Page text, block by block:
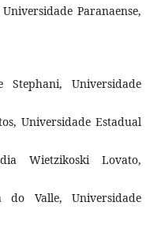
Paranaense,
Universidade
Universidade Estadual
Wietzikoski Lovato,
Valle, Universidade